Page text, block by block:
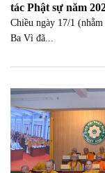
tác Phật sự năm
Chiều ngày 17/1
Ba Vì đã...